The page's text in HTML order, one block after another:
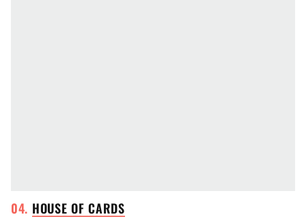
HOUSE OFCARDS